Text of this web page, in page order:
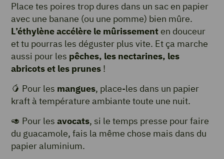
Place tes poires trop dures dans un sac en papier
avec une banane (ou une pomme) bien mûre.
L’éthylène accélère le mûrissement en douceur
et tu pourras les déguster plus vite. Et ça marche
aussi pour les pêches, les nectarines, les
abricots et les prunes !
🥭 Pour les mangues, place-les dans un papier
kraft à température ambiante toute une nuit.
🥑 Pour les avocats, si le temps presse pour faire
du guacamole, fais la même chose mais dans du
papier aluminium.